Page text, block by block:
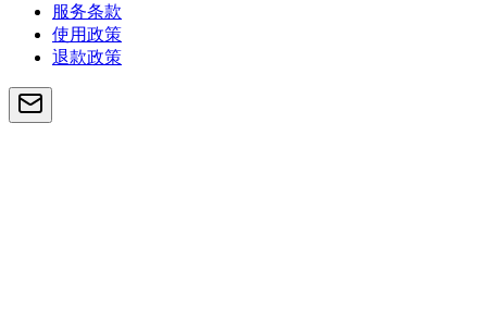
服务条款
使用政策
退款政策